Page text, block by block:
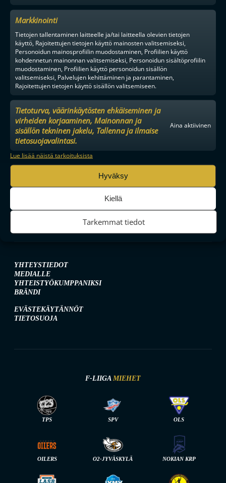
Markkinointi
Tietojen tallentaminen laitteelle ja/tai laitteella olevien tietojen
käyttö, Rajoitettujen tietojen käyttö mainosten valitsemiseksi,
Personoidun mainosprofiilin muodostaminen, Profiilien käyttö
kohdennetun mainonnan valitsemiseksi, Personoidun sisältöprofiilin
muodostaminen, Profiilien käyttö personoidun sisällön
valitsemiseksi, Palvelujen kehittäminen ja parantaminen,
Rajoitettujen tietojen käyttö sisällön valitsemiseen.
Tietoturva, väärinkäytösten ehkäiseminen ja
virheiden korjaaminen, Mainonnan ja
sisällön tekninen jakelu, Tallenna ja ilmaise
tietosuojavalintasi.
Aina aktiivinen
Lue lisää näistä tarkoituksista
Hyväksy
Kiellä
Tarkemmat tiedot
MAAILMAN VIIHDYTTÄVINTÄ SALIBANDYA
YHTEYSTIEDOT
MEDIALLE
YHTEISTYÖKUMPPANIKSI
BRÄNDI
EVÄSTEKÄYTÄNNÖT
TIETOSUOJA
F-LIIGA MIEHET
TPS SPV OLS
OILERS O2-JYVÄSKYLÄ NOKIAN KRP